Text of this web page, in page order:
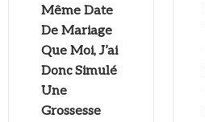
Même Date
De Mariage
Que Moi, J’ai
Donc Simulé
Une
Grossesse